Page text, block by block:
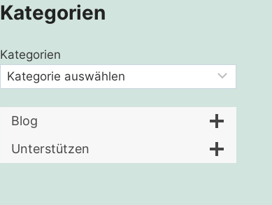
Kategorien
Kategorien
Blog
Unterstützen